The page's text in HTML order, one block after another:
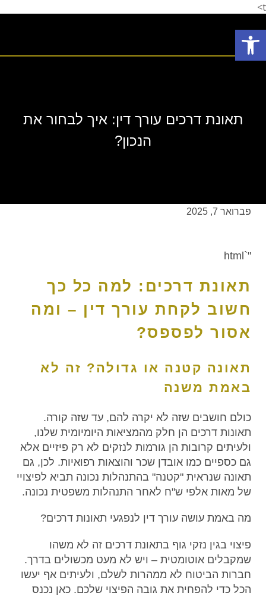
t>
תאונת דרכים עורך דין: איך לבחור את
הנכון?
פברואר 7, 2025
"`html
תאונת דרכים: למה כל כך
חשוב לקחת עורך דין – ומה
אסור לפספס?
תאונה קטנה או גדולה? זה לא
באמת משנה
כולם חושבים שזה לא יקרה להם, עד שזה קורה.
תאונות דרכים הן חלק מהמציאות היומיומית שלנו,
ולעיתים קרובות הן גורמות לנזקים לא רק פיזיים אלא
גם כספיים כמו אובדן שכר והוצאות רפואיות. לכן, גם
תאונה שנראית "קטנה" בהתנהלות נכונה תביא לפיצויי
של מאות אלפי ש"ח לאחר התנהלות משפטית נכונה.
מה באמת עושה עורך דין לנפגעי תאונות דרכים?
פיצוי בגין נזקי גוף בתאונת דרכים זה לא משהו
שמקבלים אוטומטית – ויש לא מעט מכשולים בדרך.
חברות הביטוח לא ממהרות לשלם, ולעיתים אף יעשו
הכל כדי להפחית את גובה הפיצוי שלכם. כאן נכנס
פתח סרגל נגישות